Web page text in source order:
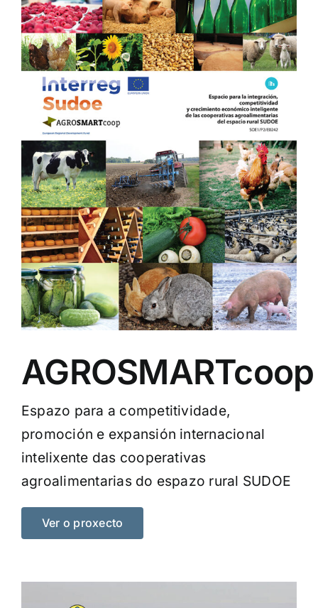
AGROSMARTcoop
Espazo para a competitividade,
promoción e expansión internacional
intelixente das cooperativas
agroalimentarias do espazo rural SUDOE
Ver o proxecto